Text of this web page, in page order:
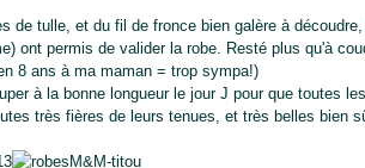
de tulle, et du fil de fronce bien galère à
ont permis de valider la robe. Resté plus qu'à
8 ans à ma maman = trop sympa!)
à la bonne longueur le jour J pour que toutes
très fières de leurs tenues, et très belles bien